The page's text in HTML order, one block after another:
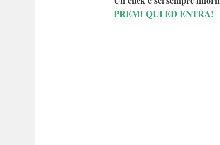
PREMI QUI ED ENTRA!